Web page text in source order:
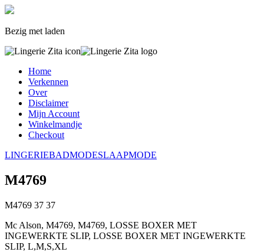
Bezig met laden
Home
Verkennen
Over
Disclaimer
Mijn Account
Winkelmandje
Checkout
LINGERIEBADMODESLAAPMODE
M4769
M4769 37 37
Mc Alson, M4769, M4769, LOSSE BOXER MET
INGEWERKTE SLIP, LOSSE BOXER MET INGEWERKTE
SLIP, L,M,S,XL